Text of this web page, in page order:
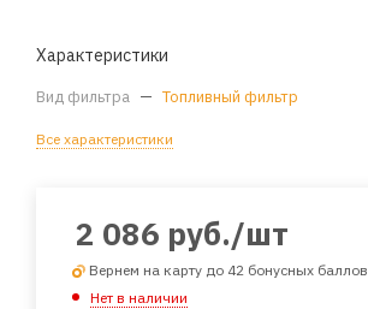
Характеристики
Вид фильтра — Топливный фильтр
Все характеристики
2 086 руб./шт
Вернем на карту до 42 бонусных баллов
Нет в наличии